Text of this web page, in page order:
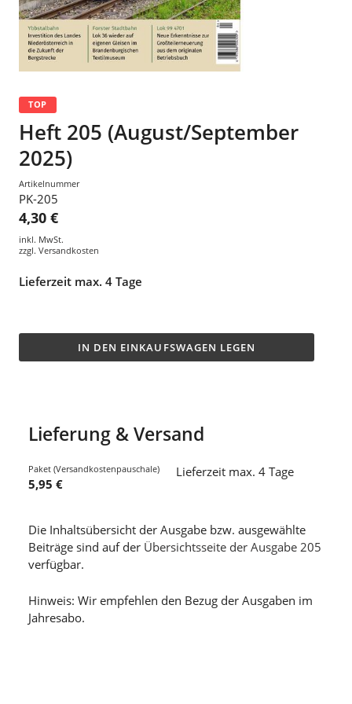
TOP
Heft 205 (August/September
2025)
Artikelnummer
PK-205
4,30 €
inkl. MwSt.
zzgl. Versandkosten
Lieferzeit max. 4 Tage
IN DEN EINKAUFSWAGEN LEGEN
Lieferung & Versand
Paket (Versandkostenpauschale)
5,95 €
Lieferzeit max. 4 Tage
Die Inhaltsübersicht der Ausgabe bzw. ausgewählte
Beiträge sind auf der Übersichtsseite der Ausgabe 205
verfügbar.
Hinweis: Wir empfehlen den Bezug der Ausgaben im
Jahresabo.